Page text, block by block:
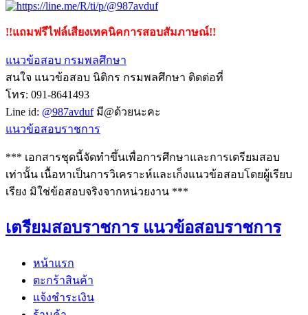
!!แถมฟรีไฟล์เสียงเทคนิคการสอบสัมภาษณ์!!
แนวข้อสอบ กรมพลศึกษา
สนใจ แนวข้อสอบ นิติกร กรมพลศึกษา ติดต่อที่
โทร: 091-8641493
Line id: @987avdufมี@ด้วยนะคะ
แนวข้อสอบราชการ
*** เอกสารชุดนี้จัดทำขึ้นเพื่อการศึกษาและการเตรียมสอบ
เท่านั้น เนื้อหาเป็นการวิเคราะห์และเก็งแนวข้อสอบโดยผู้เรียบ
เรียง มิใช่ข้อสอบจริงจากหน่วยงาน ***
เตรียมสอบราชการ แนวข้อสอบราชการ
หน้าแรก
ตะกร้าสินค้า
แจ้งชำระเงิน